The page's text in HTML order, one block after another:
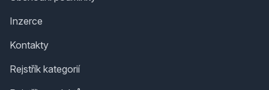
Inzerce
Kontakty
Rejstřík kategorií